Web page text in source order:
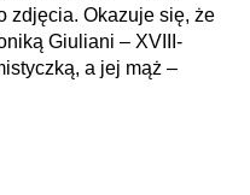
zdjęcia. Okazuje się, że
Giuliani – XVIII-
a jej mąż –